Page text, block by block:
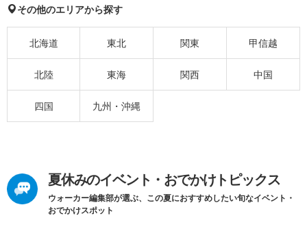
その他のエリアから探す
北海道 東北 関東 甲信越
北陸 東海 関西 中国
四国 九州・沖縄
夏休みのイベント・おでかけトピックス
ウォーカー編集部が選ぶ、この夏におすすめしたい旬なイベント・
おでかけスポット